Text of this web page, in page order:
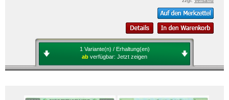
1 Variante(n) / Erhaltung(en)
ab verfügbar: Jetzt zeigen